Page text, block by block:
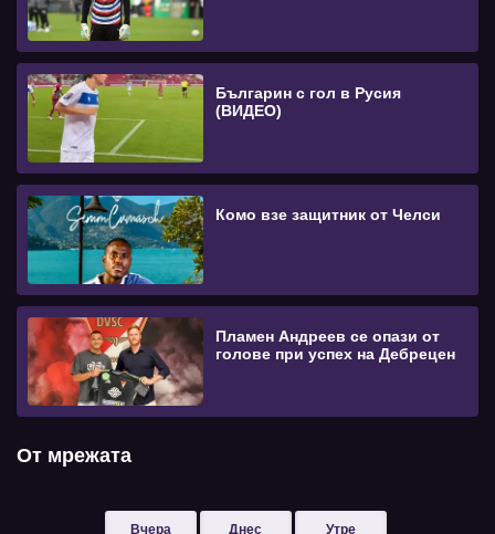
Българин с гол в Русия
(ВИДЕО)
Комо взе защитник от Челси
Пламен Андреев се опази от
голове при успех на Дебрецен
От мрежата
Вчера
Днес
Утре